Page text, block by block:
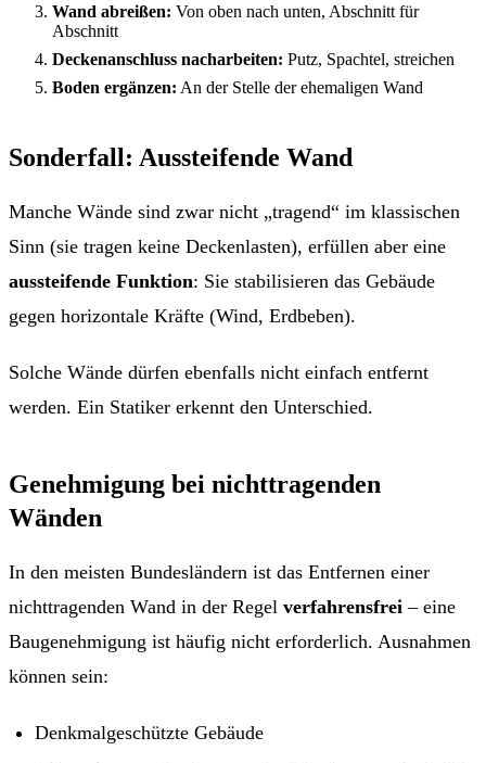
Wand abreißen: Von oben nach unten, Abschnitt für
Abschnitt
Deckenanschluss nacharbeiten: Putz, Spachtel, streichen
Boden ergänzen: An der Stelle der ehemaligen Wand
Sonderfall: Aussteifende Wand
Manche Wände sind zwar nicht „tragend“ im klassischen
Sinn (sie tragen keine Deckenlasten), erfüllen aber eine
aussteifende Funktion: Sie stabilisieren das Gebäude
gegen horizontale Kräfte (Wind, Erdbeben).
Solche Wände dürfen ebenfalls nicht einfach entfernt
werden. Ein Statiker erkennt den Unterschied.
Genehmigung bei nichttragenden
Wänden
In den meisten Bundesländern ist das Entfernen einer
nichttragenden Wand in der Regel verfahrensfrei – eine
Baugenehmigung ist häufig nicht erforderlich. Ausnahmen
können sein:
Denkmalgeschützte Gebäude